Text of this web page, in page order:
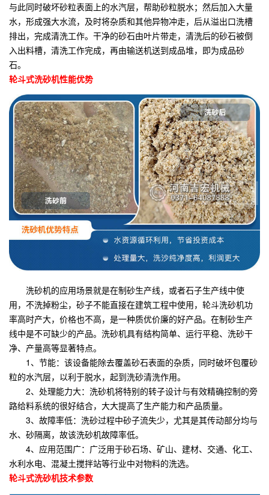
与此同时破坏砂粒表面上的水汽层，帮助砂粒脱水；然后加入大量
水，形成强大水流，及时将杂质和其他异物冲走，后从溢出口洗槽
排出，完成清洗工作。干净的砂石由叶片带走，清洗后的砂石被倒
入出料槽，清洗工作完成，再由输送机送到成品堆，即为成品砂
石。
轮斗式洗砂机性能优势
洗砂机的应用场景就是在制砂生产线，或者石子生产线中使
用，不洗掉粉尘，砂子不能直接在建筑工程中使用，轮斗洗砂机功
率高时产大，价格也不高，是一种质优价廉的好产品。在制砂生产
线中是不可缺少的产品。洗砂机具有结构简单、运行平稳、洗砂干
净、产量高等显著特点。
1、节能：该设备能除去覆盖砂石表面的杂质，同时破坏包覆砂
粒的水汽层，以利于脱水，起到洗砂清洗作用。
2、处理能力大：洗砂机将特别的转子设计与有效精确控制的旁
路给料系统的很好结合，大大提高了生产能力和产品质量。
3、故障率低：洗砂过程中砂子流失少，尤其是其传动部分均与
水、砂隔离，故该洗砂机故障率低。
4、应用范围广：广泛用于砂石场、矿山、建材、交通、化工、
水利水电、混凝土搅拌站等行业中对物料的洗选。
轮斗式洗砂机技术参数